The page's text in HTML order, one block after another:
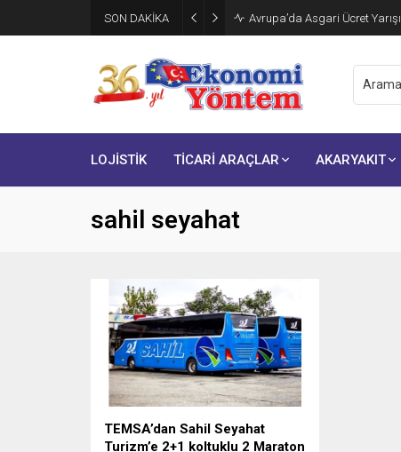
SON DAKİKA Avrupa’da Asgari Ücret Yarışı
LOJİSTİK TİCARİ ARAÇLAR AKARYAKIT
sahil seyahat
TEMSA’dan Sahil Seyahat
Turizm’e 2+1 koltuklu 2 Maraton